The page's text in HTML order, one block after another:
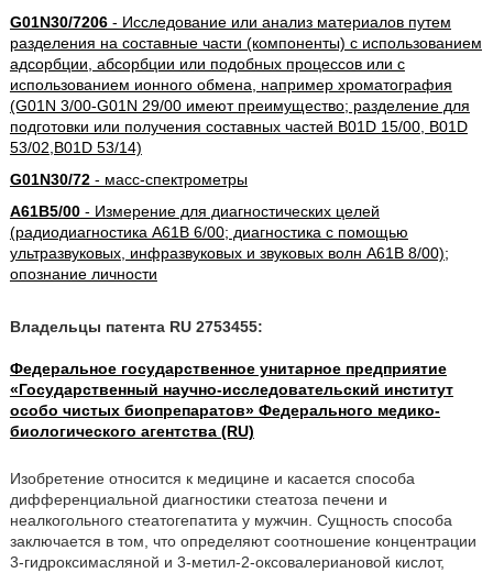
G01N30/7206- Исследование или анализ материалов путем
разделения на составные части (компоненты) с использованием
адсорбции, абсорбции или подобных процессов или с
использованием ионного обмена, например хроматография
(G01N 3/00-G01N 29/00 имеют преимущество; разделение для
подготовки или получения составных частей B01D 15/00, B01D
53/02,B01D 53/14)
G01N30/72- масс-спектрометры
A61B5/00- Измерение для диагностических целей
(радиодиагностика A61B 6/00; диагностика с помощью
ультразвуковых, инфразвуковых и звуковых волн A61B 8/00);
опознание личности
Владельцы патента RU 2753455:
Федеральное государственное унитарное предприятие
«Государственный научно-исследовательский институт
особо чистых биопрепаратов» Федерального медико-
биологического агентства (RU)
Изобретение относится к медицине и касается способа
дифференциальной диагностики стеатоза печени и
неалкогольного стеатогепатита у мужчин. Сущность способа
заключается в том, что определяют соотношение концентрации
3-гидроксимасляной и 3-метил-2-оксовалериановой кислот,